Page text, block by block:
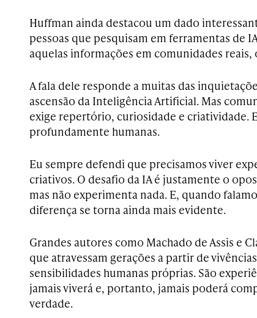
Huffman ainda destacou um dado
pessoas que pesquisam em ferramentas de
aquelas informações em comunidades reais,
A fala dele responde a muitas das
ascensão da Inteligência Artificial. Mas
exige repertório, curiosidade e criatividade.
profundamente humanas.
Eu sempre defendi que precisamos viver
criativos. O desafio da IA é justamente o
mas não experimenta nada. E, quando
diferença se torna ainda mais evidente.
Grandes autores como Machado de Assis e
que atravessam gerações a partir de
sensibilidades humanas próprias. São
jamais viverá e, portanto, jamais poderá
verdade.